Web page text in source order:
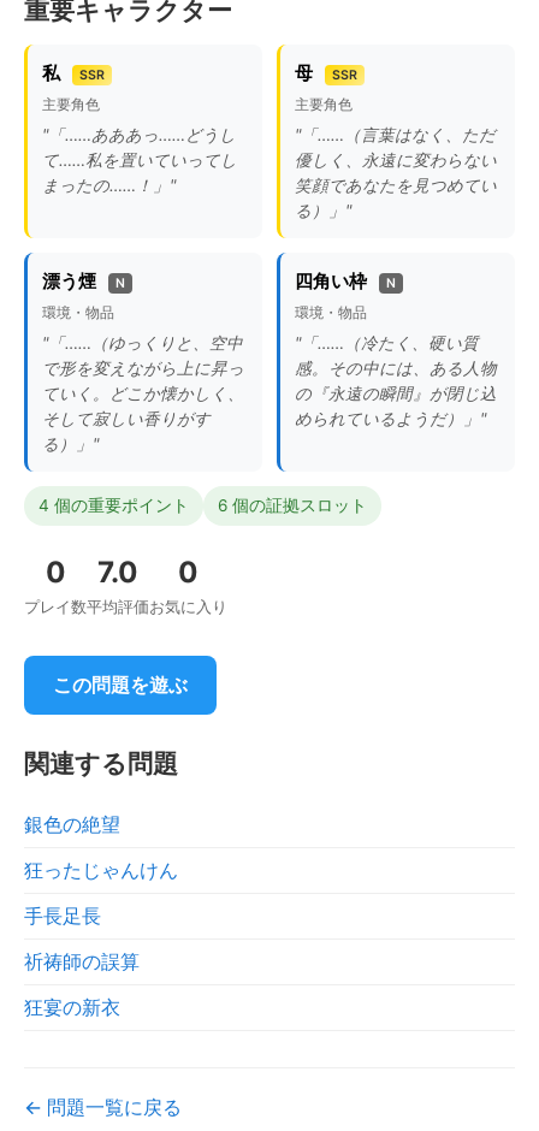
重要キャラクター
私 SSR
主要角色
"「……あああっ……どうし
て……私を置いていってし
まったの……！」"
母 SSR
主要角色
"「……（言葉はなく、ただ
優しく、永遠に変わらない
笑顔であなたを見つめてい
る）」"
漂う煙 N
環境・物品
"「……（ゆっくりと、空中
で形を変えながら上に昇っ
ていく。どこか懐かしく、
そして寂しい香りがす
る）」"
四角い枠 N
環境・物品
"「……（冷たく、硬い質
感。その中には、ある人物
の『永遠の瞬間』が閉じ込
められているようだ）」"
4 個の重要ポイント 6 個の証拠スロット
0
プレイ数
7.0
平均評価
0
お気に入り
この問題を遊ぶ
関連する問題
銀色の絶望
狂ったじゃんけん
手長足長
祈祷師の誤算
狂宴の新衣
← 問題一覧に戻る